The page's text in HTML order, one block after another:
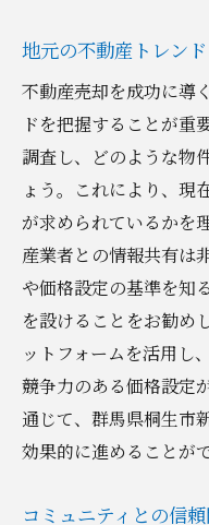
地域に適し
最高の条件で売
不動産売却ガイド
売却価格を
交渉の成功
契約条件を
柔軟な条件交
プレゼンテー
成功事例か
不動産売却の専
新川の市場動向
最新の市場動
地元の不動産トレン
不動産売却を成功に導
ドを把握することが重
調査し、どのような物
ょう。これにより、現
が求められているかを
産業者との情報共有は
や価格設定の基準を知
を設けることをお勧め
ットフォームを活用し
競争力のある価格設定
通じて、群馬県桐生市
効果的に進めることが
コミュニティとの信